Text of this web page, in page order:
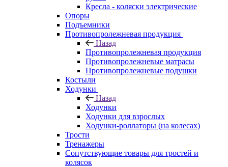
Кресла - коляски электрические
Опоры
Подъемники
Противопролежневая продукция
Назад
Противопролежневая продукция
Противопролежневые матрасы
Противопролежневые подушки
Костыли
Ходунки
Назад
Ходунки
Ходунки для взрослых
Ходунки-роллаторы (на колесах)
Трости
Тренажеры
Сопутствующие товары для тростей и
колясок